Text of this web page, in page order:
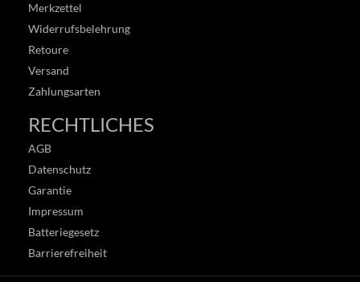
Merkzettel
Widerrufsbelehrung
Retoure
Versand
Zahlungsarten
RECHTLICHES
AGB
Datenschutz
Garantie
Impressum
Batteriegesetz
Barrierefreiheit